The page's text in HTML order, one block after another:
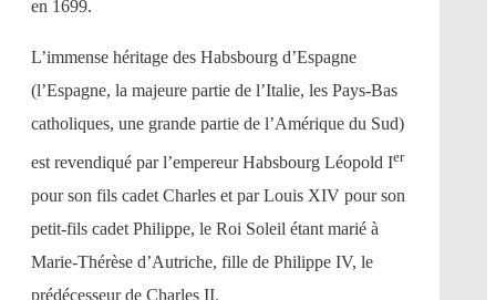
en 1699.
L’immense héritage des Habsbourg d’Espagne
(l’Espagne, la majeure partie de l’Italie, les Pays-Bas
catholiques, une grande partie de l’Amérique du Sud)
est revendiqué par l’empereur Habsbourg Léopold Ier
pour son fils cadet Charles et par Louis XIV pour son
petit-fils cadet Philippe, le Roi Soleil étant marié à
Marie-Thérèse d’Autriche, fille de Philippe IV, le
prédécesseur de Charles II.